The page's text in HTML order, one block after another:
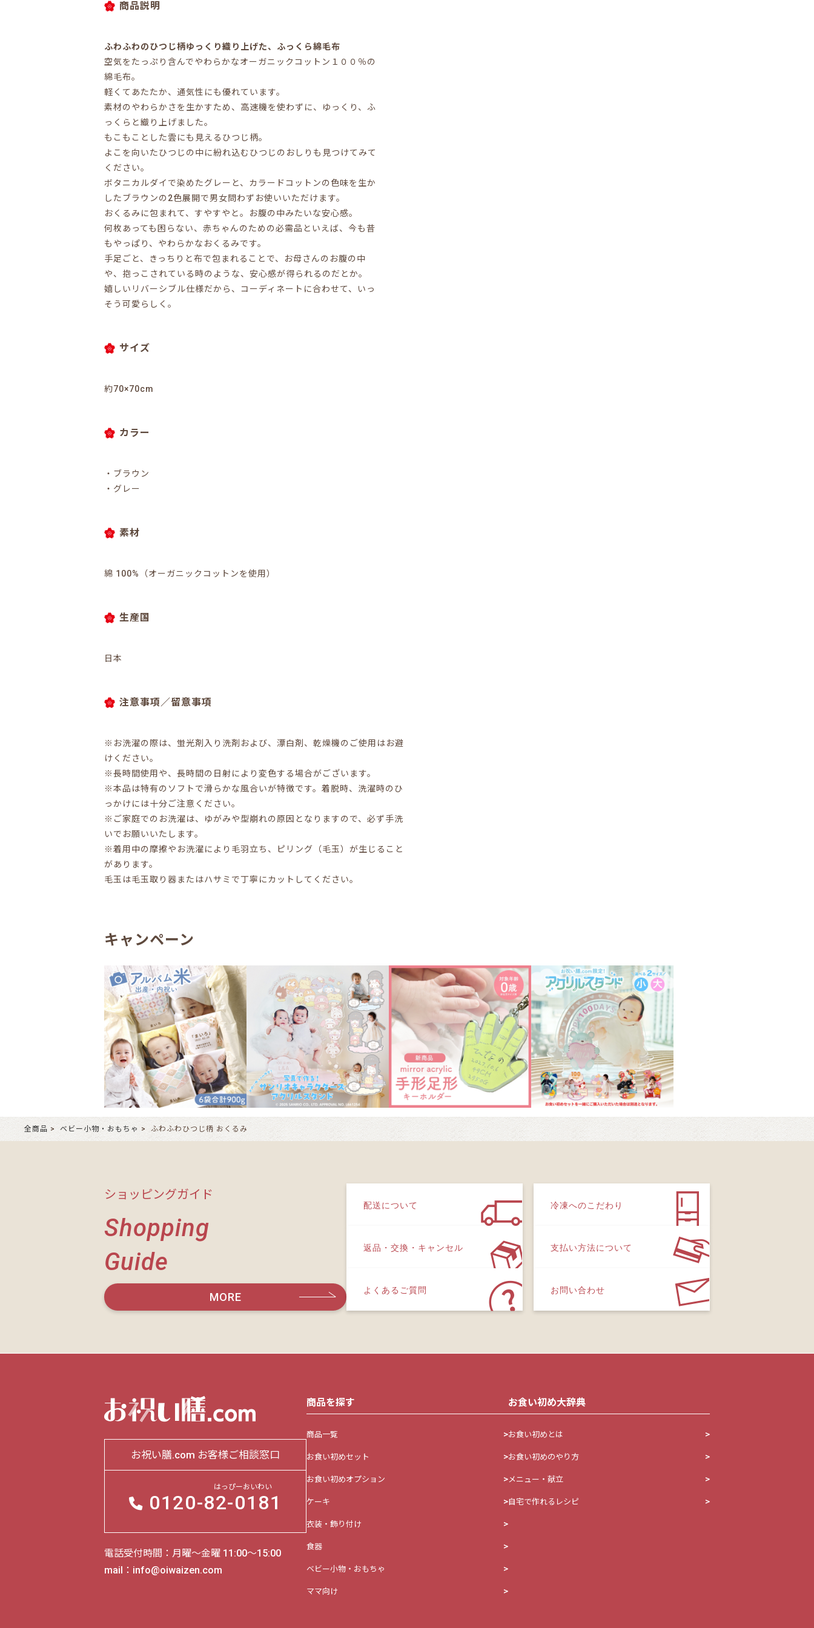
商品説明
ふわふわのひつじ柄ゆっくり織り上げた、ふっくら綿毛布
空気をたっぷり含んでやわらかなオーガニックコットン１００％の
綿毛布。
軽くてあたたか、通気性にも優れています。
素材のやわらかさを生かすため、高速機を使わずに、ゆっくり、ふ
っくらと織り上げました。
もこもことした雲にも見えるひつじ柄。
よこを向いたひつじの中に紛れ込むひつじのおしりも見つけてみて
ください。
ボタニカルダイで染めたグレーと、カラードコットンの色味を生か
したブラウンの2色展開で男女問わずお使いいただけます。
おくるみに包まれて、すやすやと。お腹の中みたいな安心感。
何枚あっても困らない、赤ちゃんのための必需品といえば、今も昔
もやっぱり、やわらかなおくるみです。
手足ごと、きっちりと布で包まれることで、お母さんのお腹の中
や、抱っこされている時のような、安心感が得られるのだとか。
嬉しいリバーシブル仕様だから、コーディネートに合わせて、いっ
そう可愛らしく。
サイズ
約70×70cm
カラー
・ブラウン
・グレー
素材
綿 100%（オーガニックコットンを使用）
生産国
日本
注意事項／留意事項
※お洗濯の際は、蛍光剤入り洗剤および、漂白剤、乾燥機のご使用はお避
けください。
※長時間使用や、長時間の日射により変色する場合がございます。
※本品は特有のソフトで滑らかな風合いが特徴です。着脱時、洗濯時のひ
っかけには十分ご注意ください。
※ご家庭でのお洗濯は、ゆがみや型崩れの原因となりますので、必ず手洗
いでお願いいたします。
※着用中の摩擦やお洗濯により毛羽立ち、ピリング（毛玉）が生じること
があります。
毛玉は毛玉取り器またはハサミで丁寧にカットしてください。
キャンペーン
全商品 ベビー小物・おもちゃ ふわふわひつじ柄 おくるみ
ショッピングガイド
Shopping
Guide
MORE
配送について 冷凍へのこだわり
返品・交換・キャンセル 支払い方法について
よくあるご質問 お問い合わせ
商品を探す
商品一覧
お食い初めセット
お食い初めオプション
ケーキ
衣装・飾り付け
食器
ベビー小物・おもちゃ
ママ向け
お食い初め大辞典
お食い初めとは
お食い初めのやり方
メニュー・献立
自宅で作れるレシピ
お祝い膳.com お客様ご相談窓口
0120-82-0181
はっぴーおいわい
電話受付時間：月曜～金曜 11:00～15:00
mail：info@oiwaizen.com